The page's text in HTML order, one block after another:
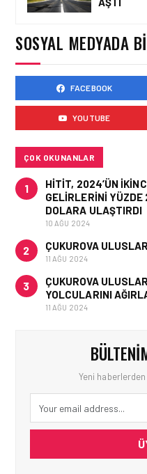
SOSYAL MEDYADA
FACEBOOK
YOUTUBE
ÇOK OKUNANLAR
1
HITIT, 2024’ÜN
GELIRLERINI YÜZDE
DOLARA ULAŞTIRDI
10 AĞU 2024
2 ÇUKUROVA
11 AĞU 2024
3
ÇUKUROVA
YOLCULARINI
11 AĞU 2024
Yeni